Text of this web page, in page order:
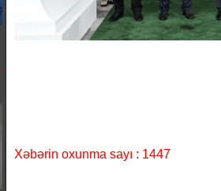
Xəbərin oxunma sayı : 1447